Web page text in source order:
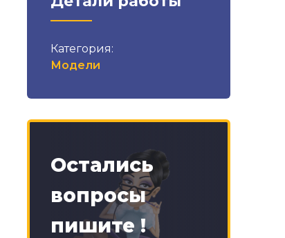
Категория:
Модели
Остались
вопросы
пишите !